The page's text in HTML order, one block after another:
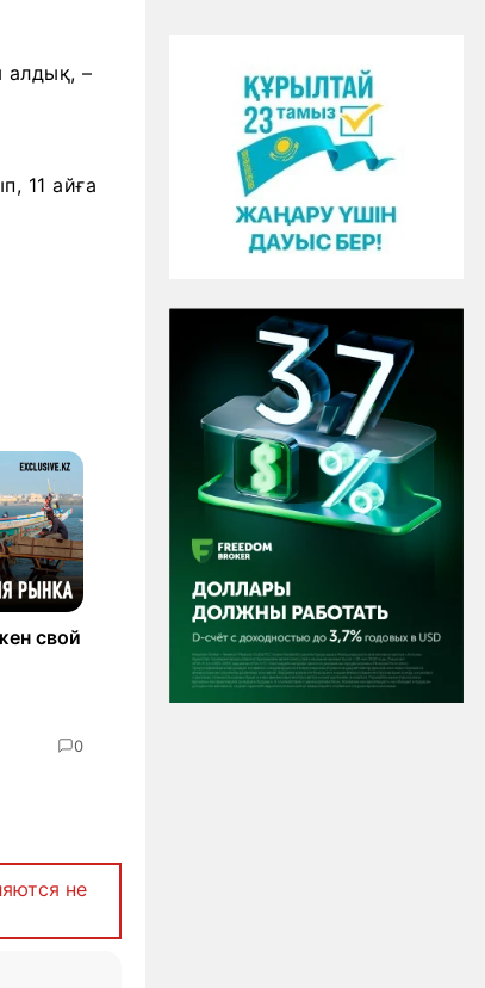
алдық, –
11 айға
свой
0
не